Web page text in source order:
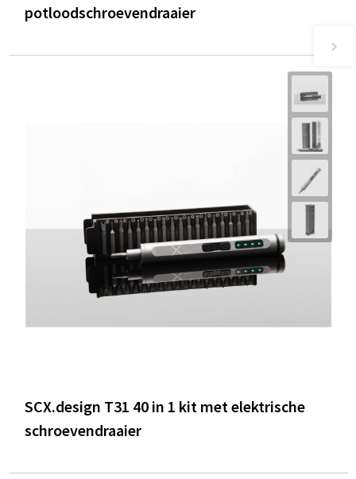
potloodschroevendraaier
SCX.design T31 40 in 1 kit met elektrische
schroevendraaier